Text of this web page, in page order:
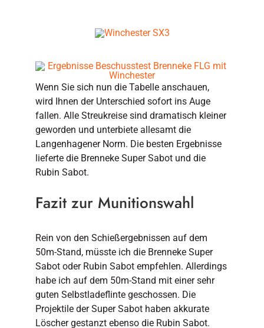
Wenn Sie sich nun die Tabelle anschauen,
wird Ihnen der Unterschied sofort ins Auge
fallen. Alle Streukreise sind dramatisch kleiner
geworden und unterbiete allesamt die
Langenhagener Norm. Die besten Ergebnisse
lieferte die Brenneke Super Sabot und die
Rubin Sabot.
Fazit zur Munitionswahl
Rein von den Schießergebnissen auf dem
50m-Stand, müsste ich die Brenneke Super
Sabot oder Rubin Sabot empfehlen. Allerdings
habe ich auf dem 50m-Stand mit einer sehr
guten Selbstladeflinte geschossen. Die
Projektile der Super Sabot haben akkurate
Löscher gestanzt ebenso die Rubin Sabot.